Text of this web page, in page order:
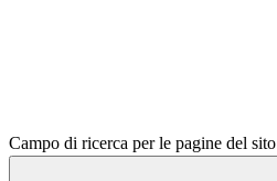
Campo di ricerca per le pagine del sito